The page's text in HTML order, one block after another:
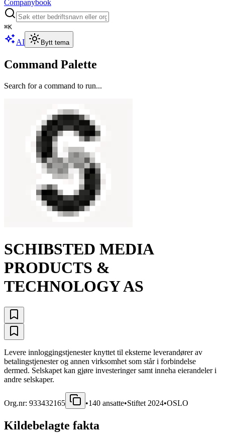
Companybook
⌘K
AI Bytt tema
Command Palette
Search for a command to run...
SCHIBSTED MEDIA
PRODUCTS &
TECHNOLOGY AS
Levere innloggingstjenester knyttet til eksterne leverandører av
betalingstjenester og annen virksomhet som står i forbindelse
dermed. Selskapet kan gjøre investeringer samt inneha eierandeler i
andre selskaper.
Org.nr: 933432165 •140 ansatte•Stiftet 2024•OSLO
Kildebelagte fakta